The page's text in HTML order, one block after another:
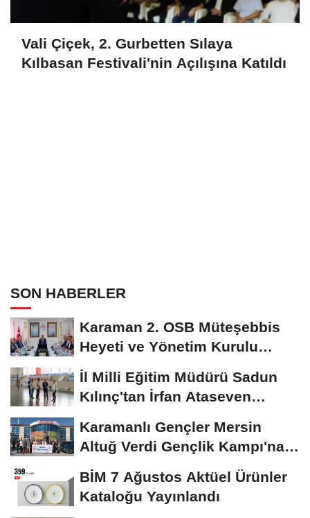
Vali Çiçek, 2. Gurbetten Sılaya
Kılbasan Festivali'nin Açılışına Katıldı
SON HABERLER
Karaman 2. OSB Müteşebbis
Heyeti ve Yönetim Kurulu
Toplantısı Gerçekleştirildi
İl Milli Eğitim Müdürü Sadun
Kılınç'tan İrfan Ataseven
Karamanlı Gençler Mersin
Altuğ Verdi Gençlik Kampı'na
Uğurlandı
BİM 7 Ağustos Aktüel Ürünler
Kataloğu Yayınlandı